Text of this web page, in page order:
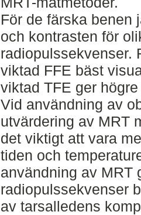
För de färska benen
och kontrasten för
radiopulssekvenser.
viktad FFE bäst
viktad TFE ger
Vid användning av
utvärdering av MRT
det viktigt att vara
tiden och
användning av MRT
radiopulssekvenser
av tarsalledens